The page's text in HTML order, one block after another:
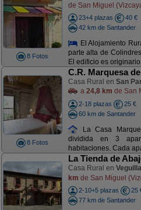
8 Fotos
de San Miguel
23+4 plazas
40 €
42 km de Santander
El Alojamiento
parte alta de
El edificio es originario
8 Fotos
C.R. Marquesa
Casa Rural en San
a 24,8 km de San
2-18 plazas
25 €
60 km de Santander
La Casa
dividida en 3
habitaciones. Cada
La Tienda de
Casa Rural en
km de San Miguel
2-10+5 plazas
25
77 km de Santander